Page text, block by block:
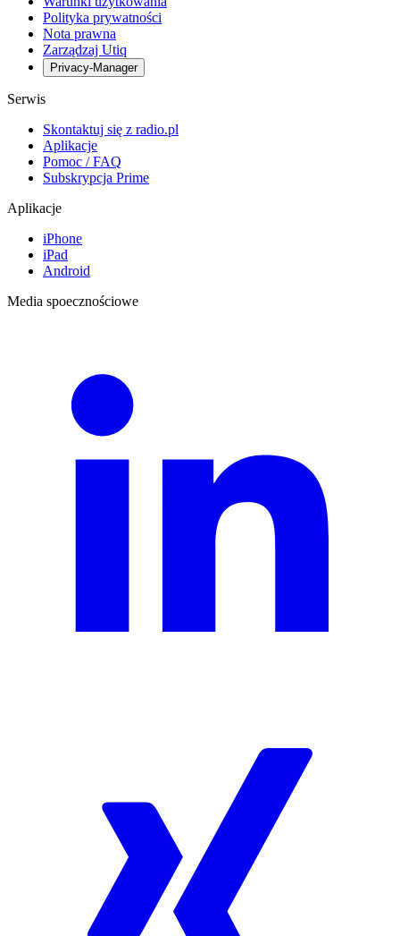
Polityka prywatności
Nota prawna
Zarządzaj Utiq
Privacy-Manager
Serwis
Skontaktuj się z radio.pl
Aplikacje
Pomoc / FAQ
Subskrypcja Prime
Aplikacje
iPhone
iPad
Android
Media spoecznościowe